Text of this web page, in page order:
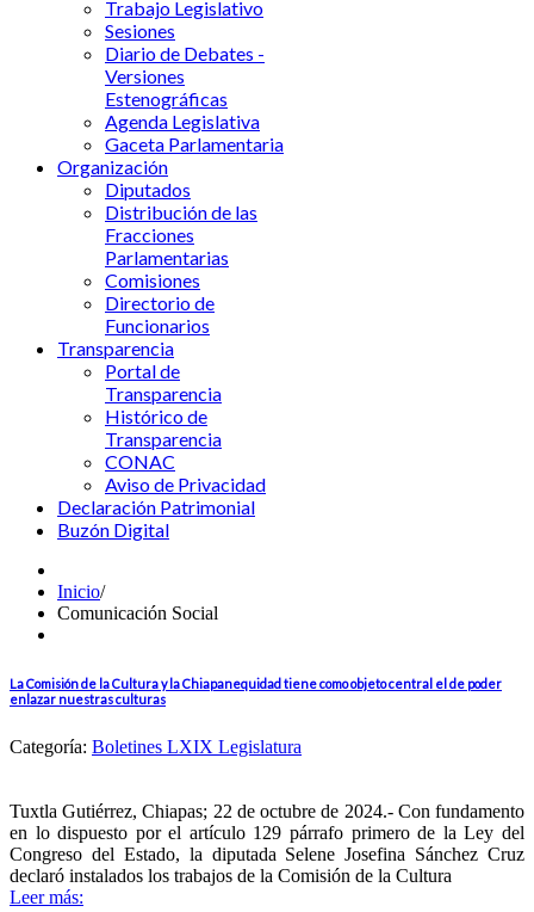
Trabajo Legislativo
Sesiones
Diario de Debates -
Versiones
Estenográficas
Agenda Legislativa
Gaceta Parlamentaria
Organización
Diputados
Distribución de las
Fracciones
Parlamentarias
Comisiones
Directorio de
Funcionarios
Transparencia
Portal de
Transparencia
Histórico de
Transparencia
CONAC
Aviso de Privacidad
Declaración Patrimonial
Buzón Digital
Inicio/
Comunicación Social
La Comisión de la Cultura y la Chiapanequidad tiene como objeto central el de poder
enlazar nuestras culturas
Categoría: Boletines LXIX Legislatura
Tuxtla Gutiérrez, Chiapas; 22 de octubre de 2024.- Con fundamento
en lo dispuesto por el artículo 129 párrafo primero de la Ley del
Congreso del Estado, la diputada Selene Josefina Sánchez Cruz
declaró instalados los trabajos de la Comisión de la Cultura
Leer más: